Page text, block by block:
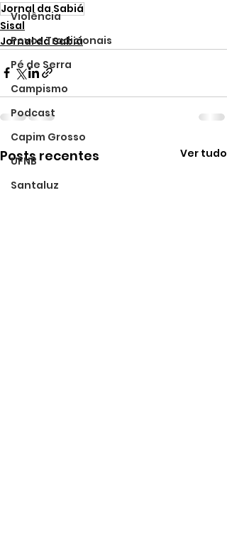
Violência
Povos Tradicionais
Pé de Serra
Campismo
Podcast
Capim Grosso
UFNB
Santaluz
Jornal da Sabiá
Sisal
Jornal da Sabiá
Posts recentes Ver tudo